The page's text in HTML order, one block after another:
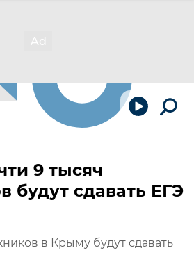
9 тысяч
будут сдавать ЕГЭ
в Крыму будут сдавать